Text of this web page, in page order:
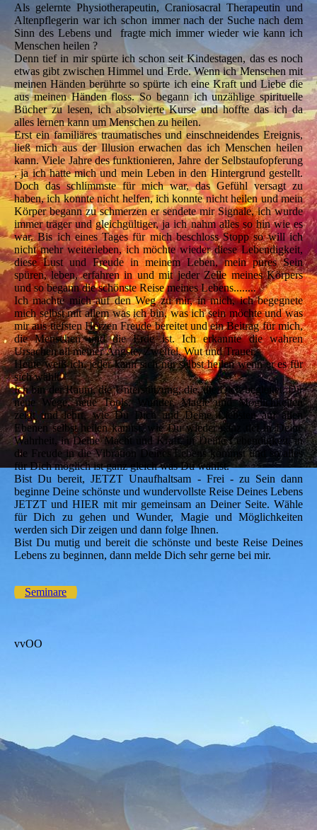
Als gelernte Physiotherapeutin, Craniosacral Therapeutin und
Altenpflegerin war ich schon immer nach der Suche nach dem
Sinn des Lebens und fragte mich immer wieder wie kann ich
Menschen heilen ?
Denn tief in mir spürte ich schon seit Kindestagen, das es noch
etwas gibt zwischen Himmel und Erde. Wenn ich Menschen mit
meinen Händen berührte so spürte ich eine Kraft und Liebe die
aus meinen Händen floss. So begann ich unzählige spirituelle
Bücher zu lesen, ich absolvierte Kurse und hoffte das ich da
alles lernen kann um Menschen zu heilen.
Erst ein familiäres traumatisches und einschneidendes Ereignis,
ließ mich aus der Illusion erwachen das ich Menschen heilen
kann. Viele Jahre des funktionieren, Jahre der Selbstaufopferung
, ja ich hatte mich und mein Leben in den Hintergrund gestellt.
Doch das schlimmste für mich war, das Gefühl versagt zu
haben, ich konnte nicht helfen, ich konnte nicht heilen und mein
Körper begann zu schmerzen er sendete mir Signale, ich wurde
immer träger und gleichgültiger, ja ich nahm alles so hin wie es
war. Bis ich eines Tages für mich beschloss Stopp so will ich
nicht mehr weiterleben, ich möchte wieder diese Lebendigkeit,
diese Lust und Freude in meinem Leben, mein pures Sein
spüren, leben, erfahren in und mit jeder Zelle meines Körpers
und so begann die schönste Reise meines Lebens........
Ich machte mich auf den Weg zu mir, in mich, ich begegnete
mich selbst mit allem was ich bin, was ich sein möchte und was
mir aus tiefsten Herzen Freude bereitet und ein Beitrag für mich,
die Menschen und die Erde ist. Ich erkannte die wahren
Ursachen all meiner Ängste, Zweifel, Wut und Trauer.
Heute weiß ich, jeder kann sich nur selbst heilen wenn er es für
sich wählt.
Ich bin der Raum, die Unterstützung, die, die Dich begleitet, Dir
neue Wege, neue Tools, Wunder, Magie und Möglichkeiten
zeigt und lehrt, wie Du Dich und Deine Liebsten auf allen
Ebenen selbst heilen kannst, wie Du wieder ganz tief in Deine
Wahrheit, in Deine Macht und Kraft, in Deine Lebendigkeit, in
die Freude in die Vibration Deines Lebens kommst und so alles
für Dich möglich ist ganz gleich was Du wählst.
Bist Du bereit, JETZT Unaufhaltsam - Frei - zu Sein dann
beginne Deine schönste und wundervollste Reise Deines Lebens
JETZT und HIER mit mir gemeinsam an Deiner Seite. Wähle
für Dich zu gehen und Wunder, Magie und Möglichkeiten
werden sich Dir zeigen und dann folge Ihnen.
Bist Du mutig und bereit die schönste und beste Reise Deines
Lebens zu beginnen, dann melde Dich sehr gerne bei mir.
Seminare
vvOO